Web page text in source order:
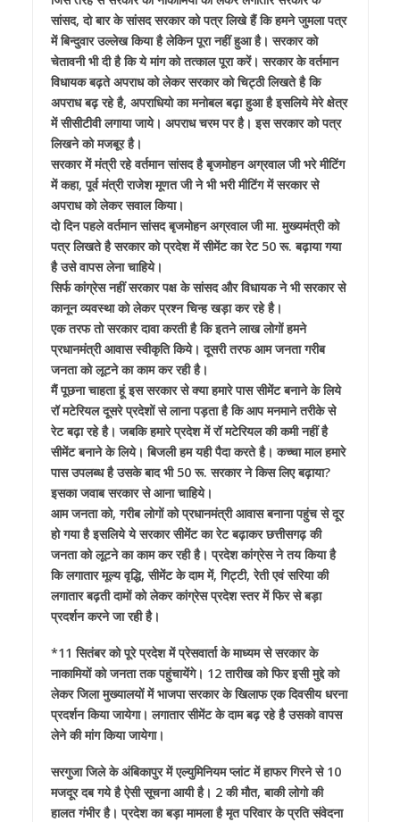
सांसद, दो बार के सांसद सरकार को पत्र लिखे हैं कि हमने जुमला पत्र
में बिन्दुवार उल्लेख किया है लेकिन पूरा नहीं हुआ है। सरकार को
चेतावनी भी दी है कि ये मांग को तत्काल पूरा करें। सरकार के वर्तमान
विधायक बढ़ते अपराध को लेकर सरकार को चिट्ठी लिखते है कि
अपराध बढ़ रहे है, अपराधियो का मनोबल बढ़ा हुआ है इसलिये मेरे क्षेत्र
में सीसीटीवी लगाया जाये। अपराध चरम पर है। इस सरकार को पत्र
लिखने को मजबूर है।
सरकार में मंत्री रहे वर्तमान सांसद है बृजमोहन अग्रवाल जी भरे मीटिंग
में कहा, पूर्व मंत्री राजेश मूणत जी ने भी भरी मीटिंग में सरकार से
अपराध को लेकर सवाल किया।
दो दिन पहले वर्तमान सांसद बृजमोहन अग्रवाल जी मा. मुख्यमंत्री को
पत्र लिखते है सरकार को प्रदेश में सीमेंट का रेट 50 रू. बढ़ाया गया
है उसे वापस लेना चाहिये।
सिर्फ कांग्रेस नहीं सरकार पक्ष के सांसद और विधायक ने भी सरकार से
कानून व्यवस्था को लेकर प्रश्न चिन्ह खड़ा कर रहे है।
एक तरफ तो सरकार दावा करती है कि इतने लाख लोगों हमने
प्रधानमंत्री आवास स्वीकृति किये। दूसरी तरफ आम जनता गरीब
जनता को लूटने का काम कर रही है।
मैं पूछना चाहता हूं इस सरकार से क्या हमारे पास सीमेंट बनाने के लिये
रॉ मटेरियल दूसरे प्रदेशों से लाना पड़ता है कि आप मनमाने तरीके से
रेट बढ़ा रहे है। जबकि हमारे प्रदेश में रॉ मटेरियल की कमी नहीं है
सीमेंट बनाने के लिये। बिजली हम यही पैदा करते है। कच्चा माल हमारे
पास उपलब्ध है उसके बाद भी 50 रू. सरकार ने किस लिए बढ़ाया?
इसका जवाब सरकार से आना चाहिये।
आम जनता को, गरीब लोगों को प्रधानमंत्री आवास बनाना पहुंच से दूर
हो गया है इसलिये ये सरकार सीमेंट का रेट बढ़ाकर छत्तीसगढ़ की
जनता को लूटने का काम कर रही है। प्रदेश कांग्रेस ने तय किया है
कि लगातार मूल्य वृद्धि, सीमेंट के दाम में, गिट्टी, रेती एवं सरिया की
लगातार बढ़ती दामों को लेकर कांग्रेस प्रदेश स्तर में फिर से बड़ा
प्रदर्शन करने जा रही है।
*11 सितंबर को पूरे प्रदेश में प्रेसवार्ता के माध्यम से सरकार के
नाकामियों को जनता तक पहुंचायेंगे। 12 तारीख को फिर इसी मुद्दे को
लेकर जिला मुख्यालयों में भाजपा सरकार के खिलाफ एक दिवसीय धरना
प्रदर्शन किया जायेगा। लगातार सीमेंट के दाम बढ़ रहे है उसको वापस
लेने की मांग किया जायेगा।
सरगुजा जिले के अंबिकापुर में एल्युमिनियम प्लांट में हाफर गिरने से 10
मजदूर दब गये है ऐसी सूचना आयी है। 2 की मौत, बाकी लोगो की
हालत गंभीर है। प्रदेश का बड़ा मामला है मृत परिवार के प्रति संवेदना